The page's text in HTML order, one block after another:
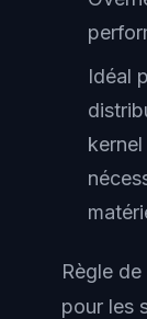
Idéal
Règle
pour les